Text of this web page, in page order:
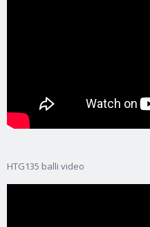
HTG135 balli video